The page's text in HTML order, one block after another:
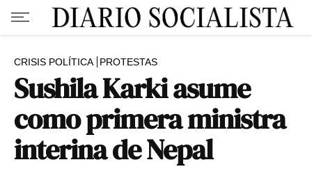
CRISIS POLÍTICA PROTESTAS
Sushila Karki asume
como primera ministra
interina de Nepal